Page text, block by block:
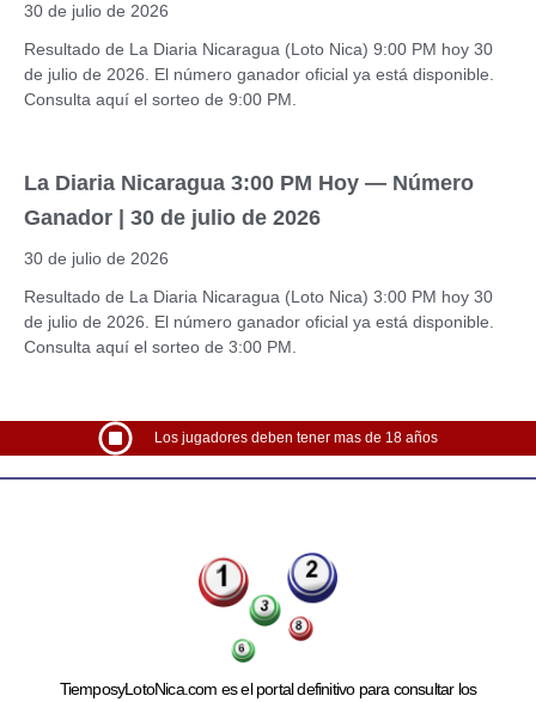
30 de julio de 2026
Resultado de La Diaria Nicaragua (Loto Nica) 9:00 PM hoy 30
de julio de 2026. El número ganador oficial ya está disponible.
Consulta aquí el sorteo de 9:00 PM.
La Diaria Nicaragua 3:00 PM Hoy — Número
Ganador | 30 de julio de 2026
30 de julio de 2026
Resultado de La Diaria Nicaragua (Loto Nica) 3:00 PM hoy 30
de julio de 2026. El número ganador oficial ya está disponible.
Consulta aquí el sorteo de 3:00 PM.
Los jugadores deben tener mas de 18 años
TiemposyLotoNica.com es el portal definitivo para consultar los